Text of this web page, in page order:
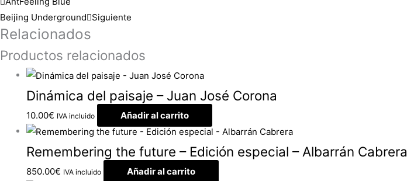
Beijing Underground Siguiente
Relacionados
Productos relacionados
Dinámica del paisaje – Juan José Corona
10.00€ IVA incluido Añadir al carrito
Remembering the future – Edición especial – Albarrán Cabrera
850.00€ IVA incluido
Añadir al carrito